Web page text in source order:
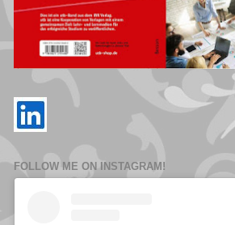
FOLLOW ME ON INSTAGRAM!